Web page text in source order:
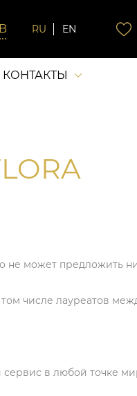
RU EN
КОНТАКТЫ
не может предложить
числе лауреатов
в любой точке